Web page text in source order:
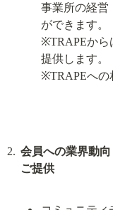
事業所の経営
ができます。
※TRAPEから
提供します。
※TRAPEへの
会員への業界動
ご提供